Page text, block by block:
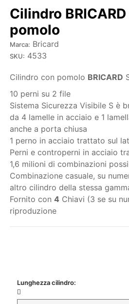
Cilindro
pomolo
Marca: Bricard
SKU: 4533
Cilindro con pomolo BRICARD
10 perni su 2 file
Sistema Sicurezza Visibile S è
da 4 lamelle in acciaio e 1
anche a porta chiusa
1 perno in acciaio trattato sul
Perni e controperni in acciaio
1,6 milioni di combinazioni
Combinazione casuale, su
altro cilindro della stessa
Fornito con 4 Chiavi (3 se su
riproduzione
Lunghezza cilindro: